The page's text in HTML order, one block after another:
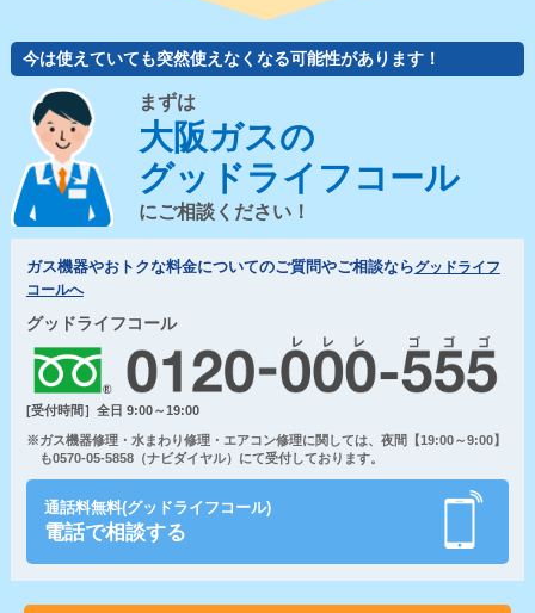
今は使えていても突然使えなくなる可能性があります！
まずは
大阪ガスの
グッドライフコール
にご相談ください！
ガス機器やおトクな料金についてのご質問やご相談ならグッドライフ
コールへ
グッドライフコール
[受付時間］全日 9:00～19:00
※ガス機器修理・水まわり修理・エアコン修理に関しては、夜間【19:00～9:00】
も0570-05-5858（ナビダイヤル）にて受付しております。
通話料無料(グッドライフコール)
電話で相談する